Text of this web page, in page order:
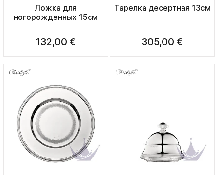
Ложка для
ногорожденных 15см
132,00 €
Тарелка десертная 13см
305,00 €